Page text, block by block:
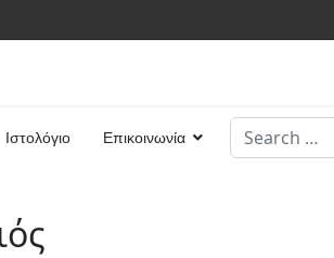
Ιστολόγιο Επικοινωνία
Search